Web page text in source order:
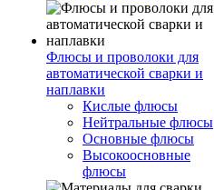
Флюсы и проволоки для
автоматической сварки и
наплавки
Кислые флюсы
Нейтральные флюсы
Основные флюсы
Высокоосновные
флюсы